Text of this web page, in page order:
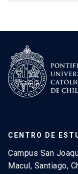
CENTRO DE
Campus San
Macul, Santiago,